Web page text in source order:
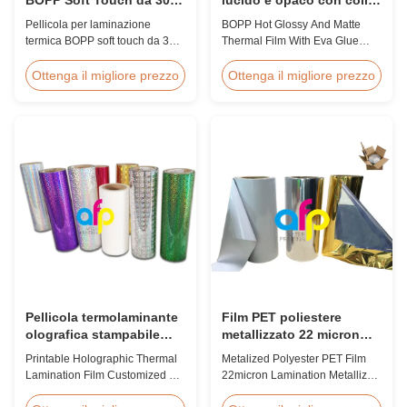
micron, doppio
trattamento corona
Pellicola per laminazione
termica BOPP soft touch da 30
su entrambi i lati (≥42 dynes),
finitura tattile vellutata, ideale
Ottenga il migliore prezzo
Eva
BOPP Hot Glossy And Matte
Thermal Film With Eva Glue
pollution-free thermal film
featuring high transparency,
characteristics. This product is
primarily ...
Ottenga il migliore prezzo
Pellicola termolaminante
olografica stampabile
personalizzata per
confezioni regalo
Printable Holographic Thermal
Lamination Film Customized For
Film PET poliestere
metallizzato 22 micron
laminamento film
metallizzato roll
Metalized Polyester PET Film
22micron Lamination Metallized